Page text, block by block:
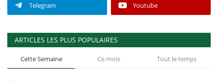
Telegram Youtube
ARTICLES LES PLUS POPULAIRES
Cette Semaine Ce mois Tout le temps